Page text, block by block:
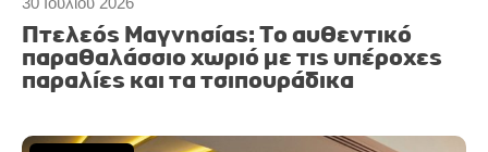
Πτελεός Μαγνησίας: Το αυθεντικό
παραθαλάσσιο χωριό με τις υπέροχες
παραλίες και τα τσιπουράδικα